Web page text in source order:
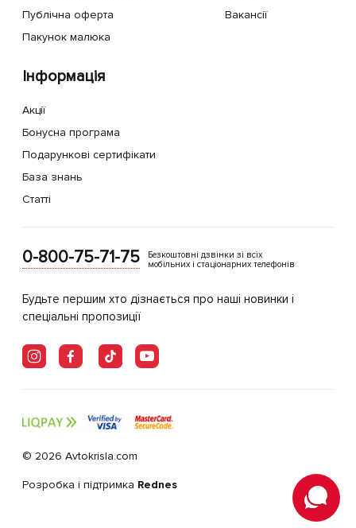
Публічна оферта
Пакунок малюка
Вакансії
Інформація
Акції
Бонусна програма
Подарункові сертифікати
База знань
Статті
0-800-75-71-75
Безкоштовні дзвінки зі всіх
мобільних і стаціонарних телефонів
Будьте першим хто дізнається про наші новинки і
спеціальні пропозиції
© 2026 Avtokrisla.com
Розробка і підтримка Rednes